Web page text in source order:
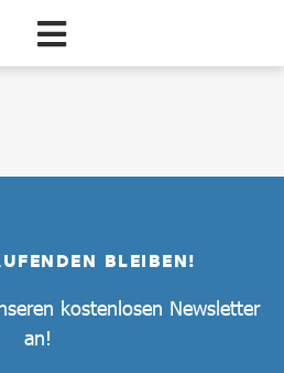
BLEIBEN!
kostenlosen Newsletter
an!